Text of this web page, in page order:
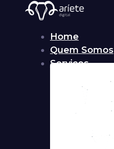
Home
Quem Somos
Serviços